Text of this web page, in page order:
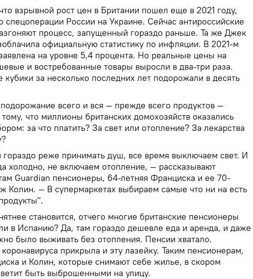
взрывной рост цен в Британии пошел еще в 2021 году,
спецоперации России на Украине. Сейчас антироссийские
процесс, запущенный гораздо раньше. Та же Джек
официальную статистику по инфляции. В 2021-м
на уровне 5,4 процента. Но реальные цены на
и востребованные товары выросли в два-три раза.
кубики за несколько последних лет подорожали в десять
всего и вся — прежде всего продуктов —
что миллионы британских домохозяйств оказались
за что платить? За свет или отопление? За лекарства
реже принимать душ, все время выключаем свет. И
холодно, не включаем отопление, — рассказывают
Guardian пенсионеры, 64-летняя Франциска и ее 70-
Колин. — В супермаркетах выбираем самые что ни на есть
становится, отчего многие британские пенсионеры
в Испанию? Да, там гораздо дешевле еда и аренда, и даже
было выживать без отопления. Пенсии хватало.
прикрыла и эту лазейку. Таким пенсионерам,
и Колин, которые снимают себе жилье, в скором
быть выброшенными на улицу.